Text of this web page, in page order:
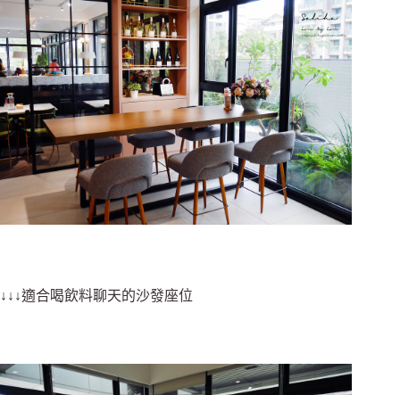
↓↓↓適合喝飲料聊天的沙發座位